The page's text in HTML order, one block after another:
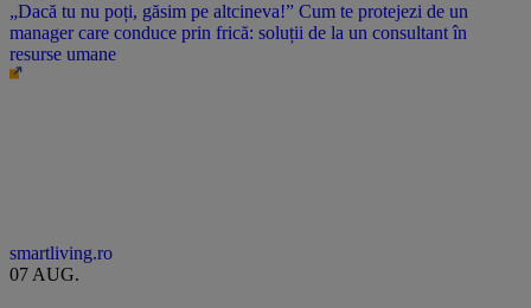
„Dacă tu nu poți, găsim pe altcineva!” Cum te protejezi de un
manager care conduce prin frică: soluții de la un consultant în
resurse umane
smartliving.ro
07 AUG.